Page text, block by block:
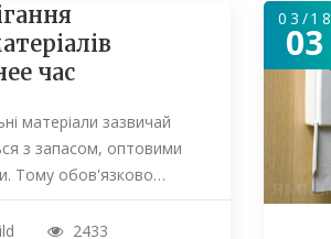
час
матеріали зазвичай
з запасом, оптовими
Тому обов'язково…
2433
03/18
03